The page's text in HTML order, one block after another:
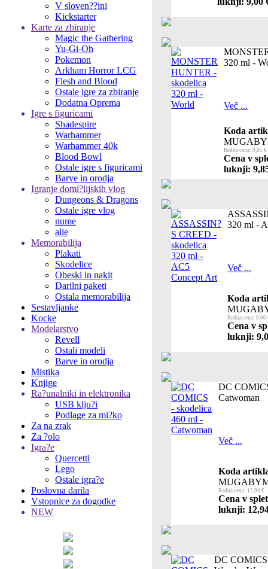
V sloven??ini
Kickstarter
Karte za zbiranje
Magic the Gathering
Yu-Gi-Oh
Pokemon
Arkham Horror LCG
Flesh and Blood
Ostale igre za zbiranje
Dodatna Oprema
Igre s figuricami
Shadespire
Warhammer
Warhammer 40k
Blood Bowl
Ostale igre s figuricami
Barve in orodja
Igranje domi?lijskih vlog
Dungeons & Dragons
Ostale igre vlog
nume
alie
Memorabilija
Plakati
Skodelice
Obeski in nakit
Darilni paketi
Ostala memorabilija
Sestavljanke
Kocke
Modelarstvo
Revell
Ostali modeli
Barve in orodja
Mistika
Knjige
Ra?unalniki in elektronika
USB klju?i
Podlage za mi?ko
Za na zrak
Za ?olo
Igra?e
Quercetti
Lego
Ostale igra?e
Poslovna darila
Vstopnice za dogodke
NEW
320 ml -
Več ...
Koda
Redna cena: 9,85 €
Cena v
luknji:
320 ml -
Več ...
Koda
Redna cena: 9,00
Cena v
luknji:
DC
Catwoman
Več ...
Koda
Redna cena: 12,94 €
Cena v
luknji:
DC COMICS